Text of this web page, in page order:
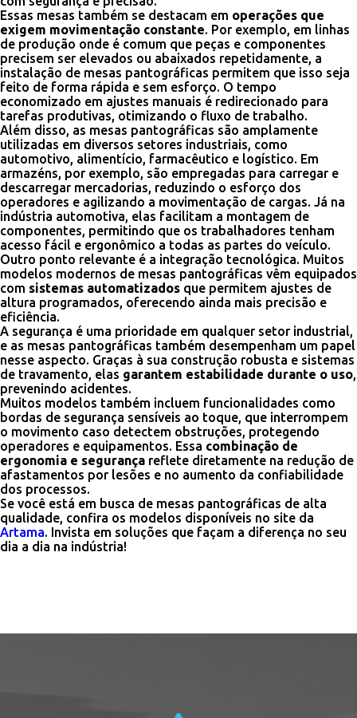
Essas mesas também se destacam em operações que
exigem movimentação constante. Por exemplo, em linhas
de produção onde é comum que peças e componentes
precisem ser elevados ou abaixados repetidamente, a
instalação de mesas pantográficas permitem que isso seja
feito de forma rápida e sem esforço. O tempo
economizado em ajustes manuais é redirecionado para
tarefas produtivas, otimizando o fluxo de trabalho.
Além disso, as mesas pantográficas são amplamente
utilizadas em diversos setores industriais, como
automotivo, alimentício, farmacêutico e logístico. Em
armazéns, por exemplo, são empregadas para carregar e
descarregar mercadorias, reduzindo o esforço dos
operadores e agilizando a movimentação de cargas. Já na
indústria automotiva, elas facilitam a montagem de
componentes, permitindo que os trabalhadores tenham
acesso fácil e ergonômico a todas as partes do veículo.
Outro ponto relevante é a integração tecnológica. Muitos
modelos modernos de mesas pantográficas vêm equipados
com sistemas automatizados que permitem ajustes de
altura programados, oferecendo ainda mais precisão e
eficiência.
A segurança é uma prioridade em qualquer setor industrial,
e as mesas pantográficas também desempenham um papel
nesse aspecto. Graças à sua construção robusta e sistemas
de travamento, elas garantem estabilidade durante o uso,
prevenindo acidentes.
Muitos modelos também incluem funcionalidades como
bordas de segurança sensíveis ao toque, que interrompem
o movimento caso detectem obstruções, protegendo
operadores e equipamentos. Essa combinação de
ergonomia e segurança reflete diretamente na redução de
afastamentos por lesões e no aumento da confiabilidade
dos processos.
Se você está em busca de mesas pantográficas de alta
qualidade, confira os modelos disponíveis no site da
Artama. Invista em soluções que façam a diferença no seu
dia a dia na indústria!